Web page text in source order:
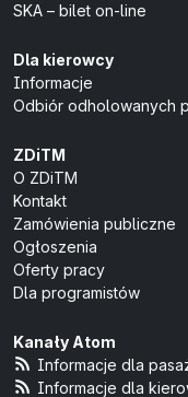
SKA – bilet on-line
Dla kierowcy
Informacje
Odbiór odholowanych
ZDiTM
O ZDiTM
Kontakt
Zamówienia publiczne
Ogłoszenia
Oferty pracy
Dla programistów
Kanały Atom
Informacje dla
Informacje dla